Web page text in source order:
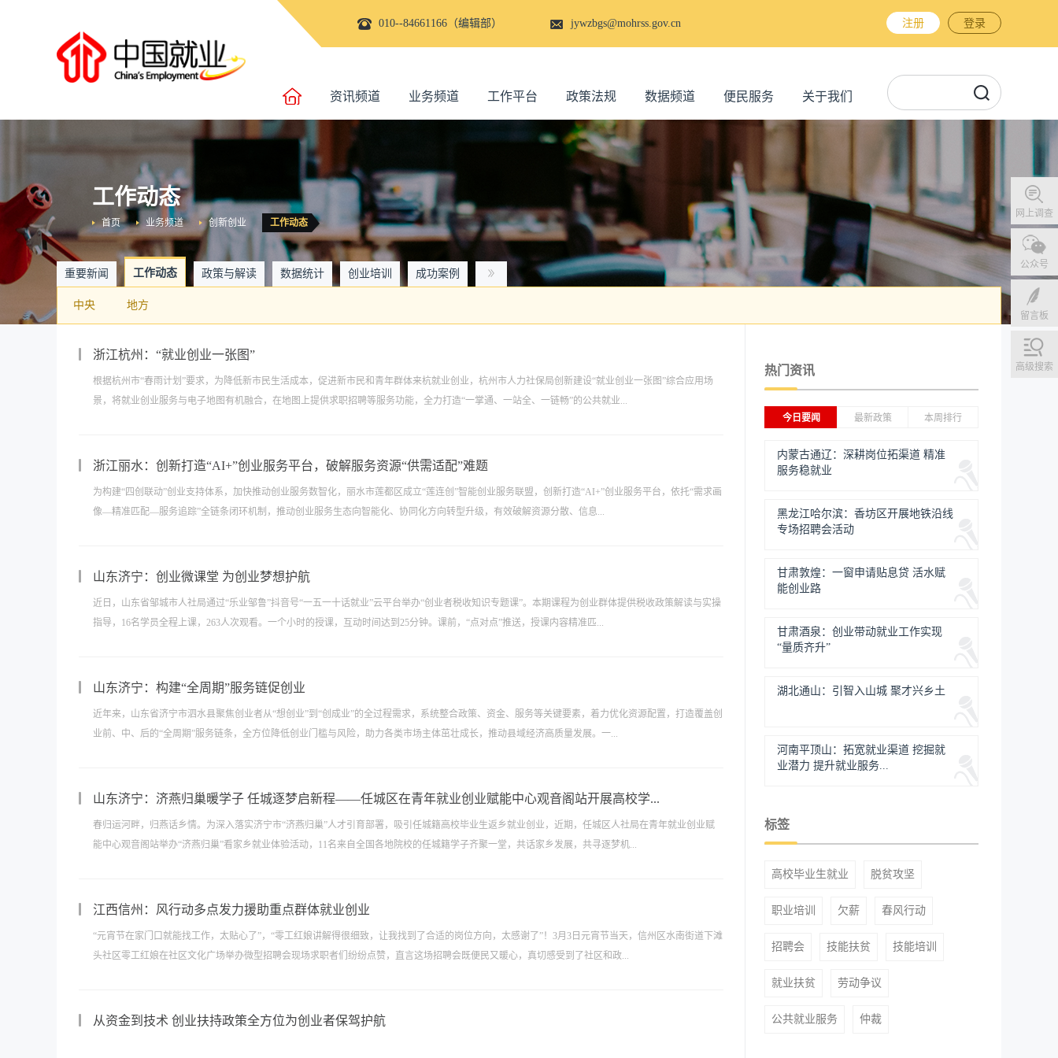
010--84661166（编辑部） jywzbgs@mohrss.gov.cn 注册 登录
资讯频道 业务频道 工作平台 政策法规 数据频道 便民服务 关于我们
网上调查
公众号
留言板
高级搜索
工作动态
工作动态
创新创业
业务频道
首页
重要新闻 工作动态 政策与解读 数据统计 创业培训 成功案例
中央 地方
浙江杭州：“就业创业一张图”
根据杭州市“春雨计划”要求，为降低新市民生活成本，促进新市民和青年群体来杭就业创业，杭州市人力社保局创新建设“就业创业一张图”综合应用场
景，将就业创业服务与电子地图有机融合，在地图上提供求职招聘等服务功能，全力打造“一掌通、一站全、一链畅”的公共就业...
浙江丽水：创新打造“AI+”创业服务平台，破解服务资源“供需适配”难题
为构建“四创联动”创业支持体系，加快推动创业服务数智化，丽水市莲都区成立“莲连创”智能创业服务联盟，创新打造“AI+”创业服务平台，依托“需求画
像—精准匹配—服务追踪”全链条闭环机制，推动创业服务生态向智能化、协同化方向转型升级，有效破解资源分散、信息...
山东济宁：创业微课堂 为创业梦想护航
近日，山东省邹城市人社局通过“乐业邹鲁”抖音号“一五一十话就业”云平台举办“创业者税收知识专题课”。本期课程为创业群体提供税收政策解读与实操
指导，16名学员全程上课，263人次观看。一个小时的授课，互动时间达到25分钟。课前，“点对点”推送，授课内容精准匹...
山东济宁：构建“全周期”服务链促创业
近年来，山东省济宁市泗水县聚焦创业者从“想创业”到“创成业”的全过程需求，系统整合政策、资金、服务等关键要素，着力优化资源配置，打造覆盖创
业前、中、后的“全周期”服务链条，全方位降低创业门槛与风险，助力各类市场主体茁壮成长，推动县域经济高质量发展。一...
山东济宁：济燕归巢暖学子 任城逐梦启新程——任城区在青年就业创业赋能中心观音阁站开展高校学...
春归运河畔，归燕话乡情。为深入落实济宁市“济燕归巢”人才引育部署，吸引任城籍高校毕业生返乡就业创业，近期，任城区人社局在青年就业创业赋
能中心观音阁站举办“济燕归巢”看家乡就业体验活动，11名来自全国各地院校的任城籍学子齐聚一堂，共话家乡发展，共寻逐梦机...
江西信州：风行动多点发力援助重点群体就业创业
“元宵节在家门口就能找工作，太贴心了”，“零工红娘讲解得很细致，让我找到了合适的岗位方向，太感谢了”！3月3日元宵节当天，信州区水南街道下滩
头社区零工红娘在社区文化广场举办微型招聘会现场求职者们纷纷点赞，直言这场招聘会既便民又暖心，真切感受到了社区和政...
从资金到技术 创业扶持政策全方位为创业者保驾护航
热门资讯
今日要闻 最新政策 本周排行
内蒙古通辽：深耕岗位拓渠道 精准
服务稳就业
黑龙江哈尔滨：香坊区开展地铁沿线
专场招聘会活动
甘肃敦煌：一窗申请贴息贷 活水赋
能创业路
甘肃酒泉：创业带动就业工作实现
“量质齐升”
湖北通山：引智入山城 聚才兴乡土
河南平顶山：拓宽就业渠道 挖掘就
业潜力 提升就业服务...
标签
高校毕业生就业 脱贫攻坚
职业培训 欠薪 春风行动
招聘会 技能扶贫 技能培训
就业扶贫 劳动争议
公共就业服务 仲裁